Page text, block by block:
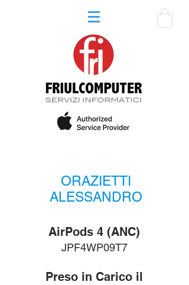
ORAZIETTI
ALESSANDRO
JPF4WP09T7
AirPods 4 (ANC)‎
Preso in Carico il